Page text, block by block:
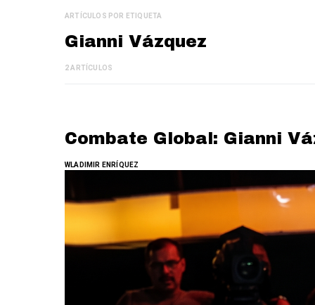
ARTÍCULOS POR ETIQUETA
Gianni Vázquez
2 ARTÍCULOS
Combate Global: Gianni
WLADIMIR ENRÍQUEZ